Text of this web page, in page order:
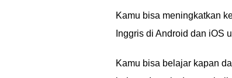
Kamu bisa meningkatkan
Inggris di Android dan iOS
Kamu bisa belajar kapan